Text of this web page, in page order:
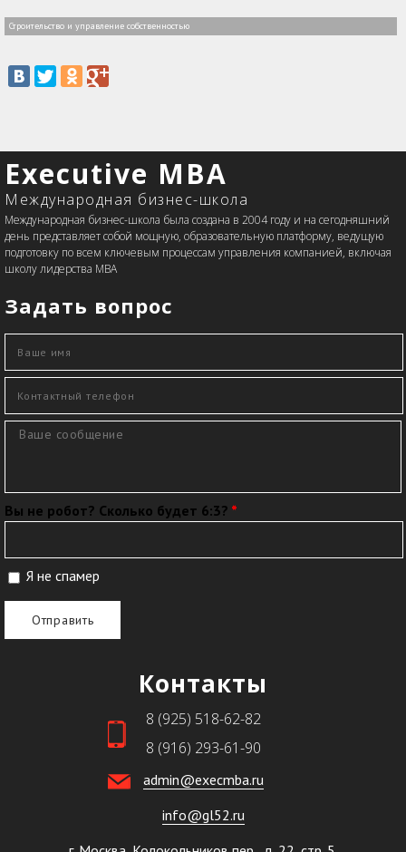
Строительство и управление собственностью
Executive MBA
Международная бизнес-школа
Международная бизнес-школа была создана в 2004 году и на сегодняшний
день представляет собой мощную, образовательную платформу, ведущую
подготовку по всем ключевым процессам управления компанией, включая
школу лидерства MBA
Задать вопрос
Ваше имя
Контактный телефон
Сообщение*
Вы не робот? Сколько будет 6:3? *
Я не спамер
Я спамер
Контакты
8 (925) 518-62-82
8 (916) 293-61-90
admin@execmba.ru
info@gl52.ru